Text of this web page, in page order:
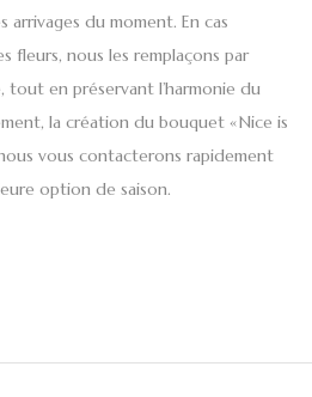
arrivages du moment. En cas
fleurs, nous les remplaçons par
tout en préservant l’harmonie du
la création du bouquet « Nice is
nous vous contacterons rapidement
option de saison.